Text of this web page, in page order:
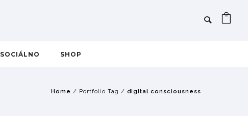
SOCIÁLNO SHOP
Home / Portfolio Tag / digital consciousness